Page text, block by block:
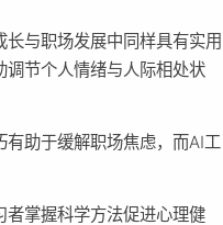
与职场发展中同样具有实用
节个人情绪与人际相处状
助于缓解职场焦虑，而AI工
者掌握科学方法促进心理健